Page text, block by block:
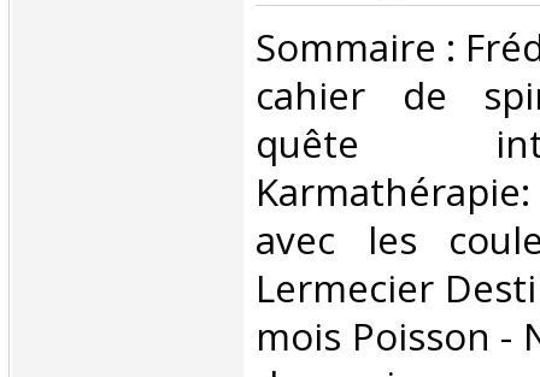
‎Sommaire :
cahier de
quête
avec les
Lermecier
mois Poisson -